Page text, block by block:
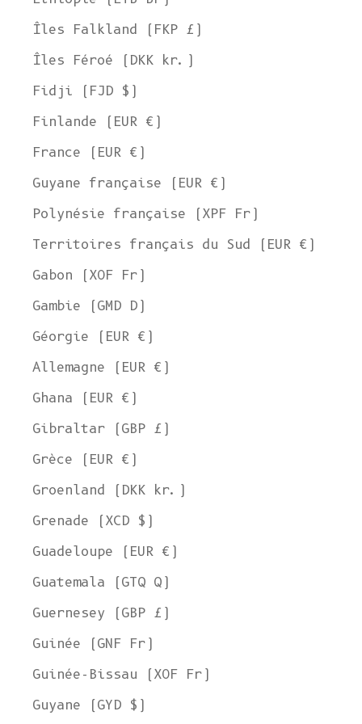
Îles Falkland (FKP £)
Îles Féroé (DKK kr.)
Fidji (FJD $)
Finlande (EUR €)
France (EUR €)
Guyane française (EUR €)
Polynésie française (XPF Fr)
Territoires français du Sud (EUR €)
Gabon (XOF Fr)
Gambie (GMD D)
Géorgie (EUR €)
Allemagne (EUR €)
Ghana (EUR €)
Gibraltar (GBP £)
Grèce (EUR €)
Groenland (DKK kr.)
Grenade (XCD $)
Guadeloupe (EUR €)
Guatemala (GTQ Q)
Guernesey (GBP £)
Guinée (GNF Fr)
Guinée-Bissau (XOF Fr)
Guyane (GYD $)